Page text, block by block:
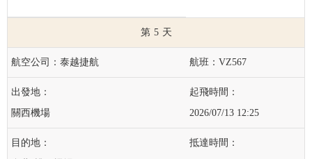
5
泰越捷航 VZ567
關西機場 2026/07/13 12:25